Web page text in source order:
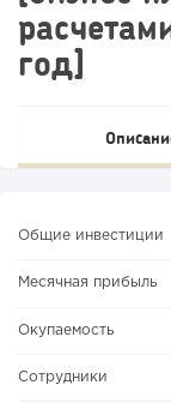
год]
Общие инвестиции
Месячная прибыль
Окупаемость
Сотрудники